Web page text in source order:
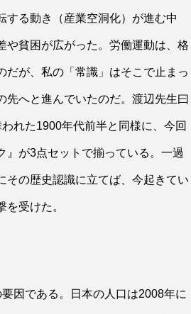
する動き（産業空洞化）が進む中
や貧困が広がった。労働運動は、格
だが、私の「常識」はそこで止まっ
先へと進んでいたのだ。渡辺先生曰
れた1900年代前半と同様に、今回
』が3点セットで揃っている。一過
その歴史認識に立てば、今起きてい
受けた。
因である。日本の人口は2008年に